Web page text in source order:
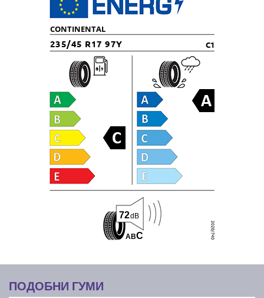
CONTINENTAL
235/45 R17 97Y C1
ABC
72dB
ПОДОБНИ ГУМИ